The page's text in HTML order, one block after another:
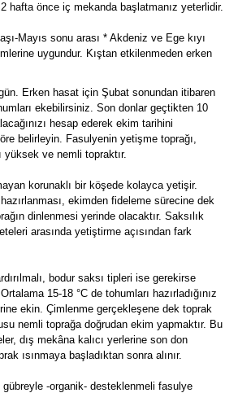
hafta önce iç mekanda başlatmanız yeterlidir.
Mayıs sonu arası * Akdeniz ve Ege kıyı
uygundur. Kıştan etkilenmeden erken
Erken hasat için Şubat sonundan itibaren
ekebilirsiniz. Son donlar geçtikten 10
hesap ederek ekim tarihini
belirleyin. Fasulyenin yetişme toprağı,
yüksek ve nemli topraktır.
korunaklı bir köşede kolayca yetişir.
ekimden fideleme sürecine dek
dinlenmesi yerinde olacaktır. Saksılık
arasında yetiştirme açısından fark
bodur saksı tipleri ise gerekirse
15-18 °C de tohumları hazırladığınız
ekin. Çimlenme gerçekleşene dek toprak
nemli toprağa doğrudan ekim yapmaktır. Bu
dış mekâna kalıcı yerlerine son don
ısınmaya başladıktan sonra alınır.
gübreyle -organik- desteklenmeli fasulye